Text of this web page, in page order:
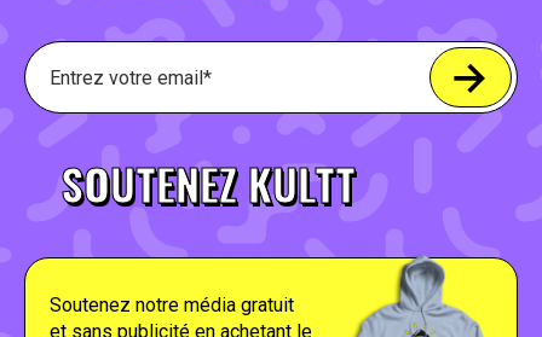
SOUTENEZ KULTT
Soutenez notre média gratuit
et sans publicité en achetant le